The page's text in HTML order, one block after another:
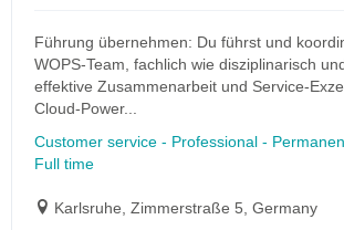
Führung übernehmen: Du führst und
WOPS-Team, fachlich wie disziplinarisch
effektive Zusammenarbeit und Service-
Cloud-Power...
Customer service - Professional -
Full time
Karlsruhe, Zimmerstraße 5, Germany